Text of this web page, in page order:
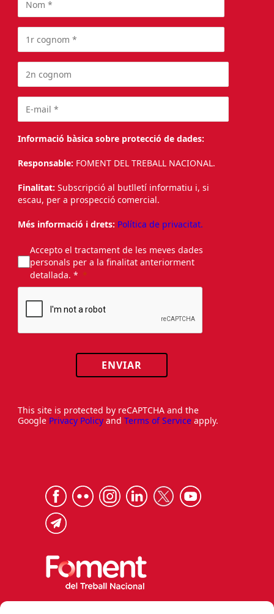
Informació bàsica sobre protecció de dades:
Responsable: FOMENT DEL TREBALL NACIONAL.
Finalitat: Subscripció al butlletí informatiu i, si
escau, per a prospecció comercial.
Més informació i drets: Política de privacitat.
Accepto el tractament de les meves dades
personals per a la finalitat anteriorment
detallada. *
ENVIAR
This site is protected by reCAPTCHA and the
Google Privacy Policy and Terms of Service apply.